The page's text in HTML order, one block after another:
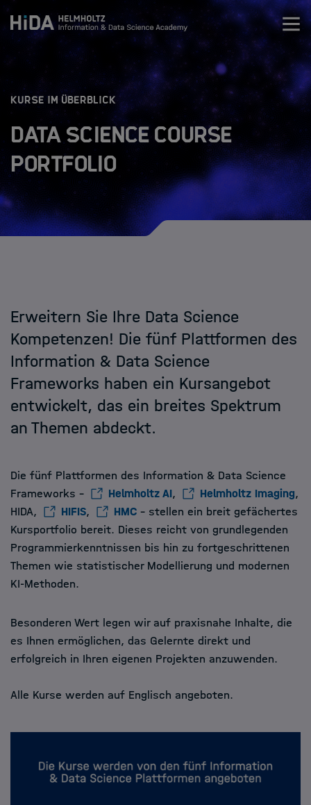
Zum Inhalt springen
Training
Research Schools
Mobilität
HIDA
Newsroom
Friends of HIDA
Der Zauber der Daten
Newsletter abonnieren
Information & Data Science
HIDA Hub
Kontakt
Jobs
KURSE IM ÜBERBLICK
Data Science Course
Portfolio
Erweitern Sie Ihre Data Science
Kompetenzen! Die fünf Plattformen des
Information & Data Science
Frameworks haben ein Kursangebot
entwickelt, das ein breites Spektrum
an Themen abdeckt.
Die fünf Plattformen des Information & Data Science
Frameworks -
Helmholtz AI, Helmholtz Imaging,
HIDA,
HIFIS, HMC - stellen ein breit gefächertes
Kursportfolio bereit. Dieses reicht von grundlegenden
Programmierkenntnissen bis hin zu fortgeschrittenen
Themen wie statistischer Modellierung und modernen
KI-Methoden.
Besonderen Wert legen wir auf praxisnahe Inhalte, die
es Ihnen ermöglichen, das Gelernte direkt und
erfolgreich in Ihren eigenen Projekten anzuwenden.
Alle Kurse werden auf Englisch angeboten.